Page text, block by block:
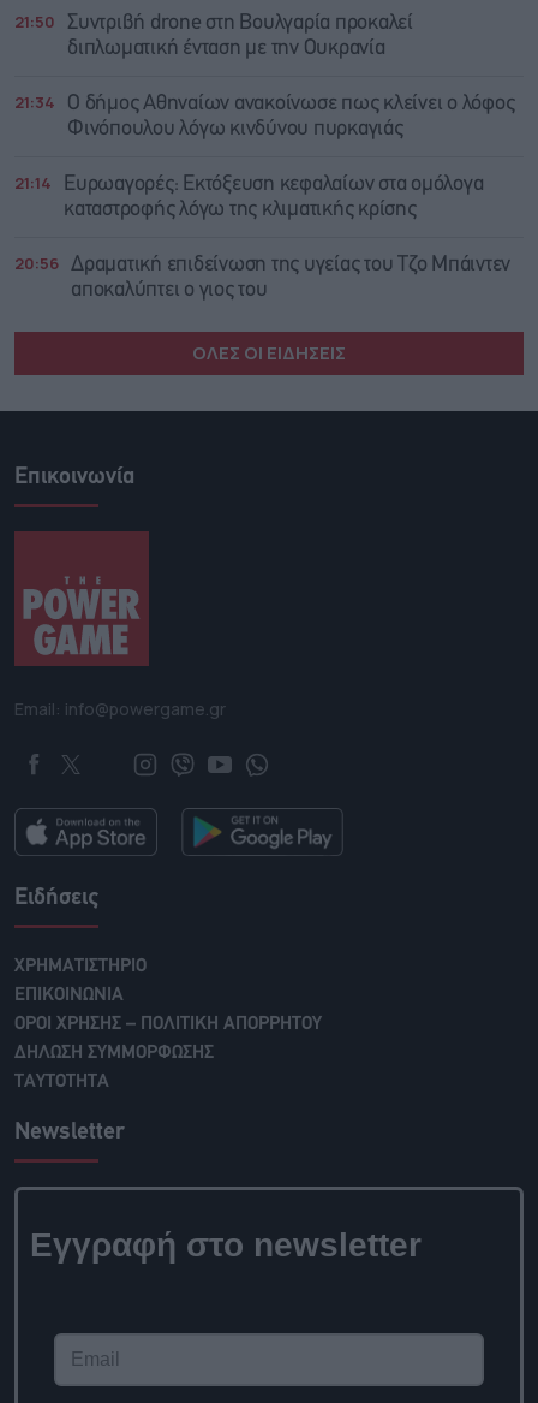
21:50
Συντριβή drone στη Βουλγαρία προκαλεί
διπλωματική ένταση με την Ουκρανία
21:34
Ο δήμος Αθηναίων ανακοίνωσε πως κλείνει ο λόφος
Φινόπουλου λόγω κινδύνου πυρκαγιάς
21:14
Ευρωαγορές: Εκτόξευση κεφαλαίων στα ομόλογα
καταστροφής λόγω της κλιματικής κρίσης
20:56 Δραματική επιδείνωση της υγείας του Τζο Μπάιντεν
αποκαλύπτει ο γιος του
ΟΛΕΣ ΟΙ ΕΙΔΗΣΕΙΣ
Επικοινωνία
Email: info@powergame.gr
Ειδήσεις
ΧΡΗΜΑΤΙΣΤΗΡΙΟ
ΕΠΙΚΟΙΝΩΝΙΑ
ΟΡΟΙ ΧΡΗΣΗΣ – ΠΟΛΙΤΙΚΗ ΑΠΟΡΡΗΤΟΥ
ΔΗΛΩΣΗ ΣΥΜΜΟΡΦΩΣΗΣ
ΤΑΥΤΟΤΗΤΑ
Newsletter
Εγγραφή στο newsletter